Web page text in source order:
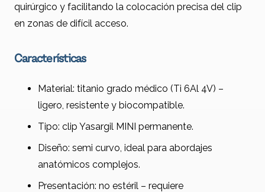
quirúrgico y facilitando la colocación precisa del clip
en zonas de difícil acceso.
Características
Material: titanio grado médico (Ti 6Al 4V) –
ligero, resistente y biocompatible.
Tipo: clip Yasargil MINI permanente.
Diseño: semi curvo, ideal para abordajes
anatómicos complejos.
Presentación: no estéril – requiere